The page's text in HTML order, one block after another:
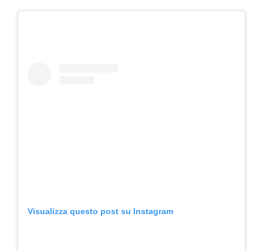
Visualizza questo post su Instagram